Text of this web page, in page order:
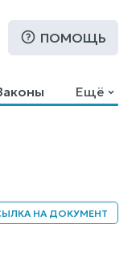
ПОМОЩЬ
Ещё
НА ДОКУМЕНТ